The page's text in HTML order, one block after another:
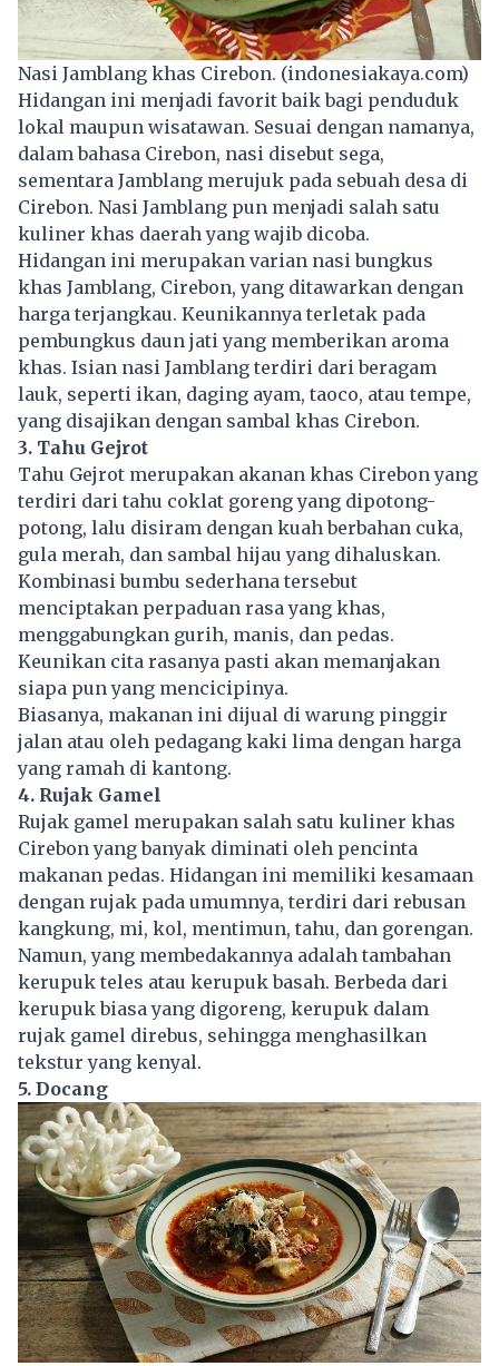
Nasi Jamblang khas Cirebon. (indonesiakaya.com)
Hidangan ini menjadi favorit baik bagi penduduk
lokal maupun wisatawan. Sesuai dengan namanya,
dalam bahasa Cirebon, nasi disebut sega,
sementara Jamblang merujuk pada sebuah desa di
Cirebon. Nasi Jamblang pun menjadi salah satu
kuliner khas daerah yang wajib dicoba.
Hidangan ini merupakan varian nasi bungkus
khas Jamblang, Cirebon, yang ditawarkan dengan
harga terjangkau. Keunikannya terletak pada
pembungkus daun jati yang memberikan aroma
khas. Isian nasi Jamblang terdiri dari beragam
lauk, seperti ikan, daging ayam, taoco, atau tempe,
yang disajikan dengan sambal khas Cirebon.
3. Tahu Gejrot
Tahu Gejrot merupakan akanan khas Cirebon yang
terdiri dari tahu coklat goreng yang dipotong-
potong, lalu disiram dengan kuah berbahan cuka,
gula merah, dan sambal hijau yang dihaluskan.
Kombinasi bumbu sederhana tersebut
menciptakan perpaduan rasa yang khas,
menggabungkan gurih, manis, dan pedas.
Keunikan cita rasanya pasti akan memanjakan
siapa pun yang mencicipinya.
Biasanya, makanan ini dijual di warung pinggir
jalan atau oleh pedagang kaki lima dengan harga
yang ramah di kantong.
4. Rujak Gamel
Rujak gamel merupakan salah satu kuliner khas
Cirebon yang banyak diminati oleh pencinta
makanan pedas. Hidangan ini memiliki kesamaan
dengan rujak pada umumnya, terdiri dari rebusan
kangkung, mi, kol, mentimun, tahu, dan gorengan.
Namun, yang membedakannya adalah tambahan
kerupuk teles atau kerupuk basah. Berbeda dari
kerupuk biasa yang digoreng, kerupuk dalam
rujak gamel direbus, sehingga menghasilkan
tekstur yang kenyal.
5. Docang